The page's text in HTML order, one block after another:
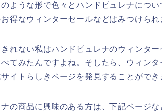
ような形で色々とハンドピュレナにつ
得なウィンターセールなどはみつけられ
れない私はハンドピュレナのウィンタ
てみたんですよね。そしたら、ウィンタ
イトらしきページを発見することができ
の商品に興味のある方は、下記ページ